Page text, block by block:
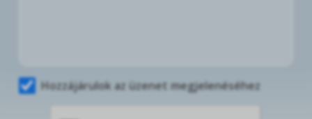
Hozzájárulok az üzenet megjelenéséhez